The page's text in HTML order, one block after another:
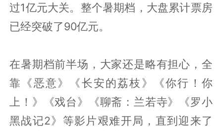
过1亿元大关。整个暑期档，大盘累计票房
已经突破了90亿元。
在暑期档前半场，大家还是略有担心，全
靠《恶意》《长安的荔枝》《你行！你
上！》《戏台》《聊斋：兰若寺》《罗小
黑战记2》等影片艰难开局，直到迎来了